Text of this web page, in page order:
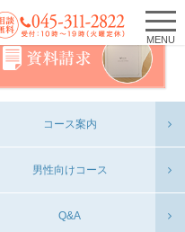
MENU
コース案内
男性向けコース
Q&A